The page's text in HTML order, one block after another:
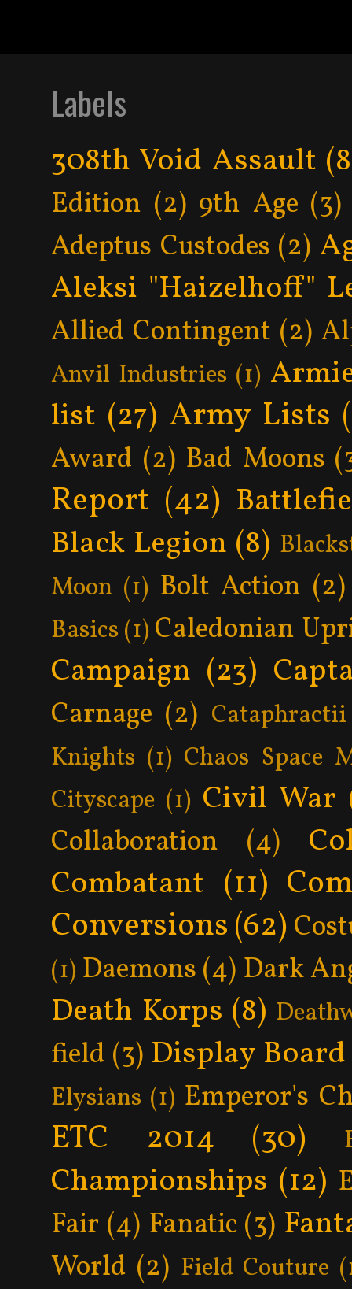
Labels
308th Void Assault
Edition (2) 9th Age (3)
Adeptus Custodes (2)
Aleksi "Haizelhoff"
Allied Contingent (2)
Anvil Industries (1)
list (27) Army Lists
Award (2) Bad Moons
Report (42)
Black Legion (8)
Moon (1) Bolt Action (2)
Basics (1) Caledonian
Campaign (23)
Carnage (2) Cataphractii
Knights (1) Chaos Space
Cityscape (1) Civil War
Collaboration (4)
Combatant (11)
Conversions(62)
(1) Daemons (4) Dark
Death Korps (8)
field (3) Display Board
Elysians (1) Emperor's
ETC 2014 (30)
Championships (12)
Fair (4) Fanatic (3)
World (2) Field Couture